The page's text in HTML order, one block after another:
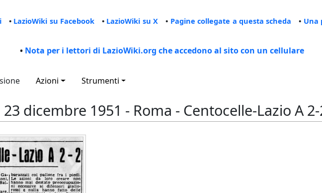
• LazioWiki su Facebook • LazioWiki su X • Pagine collegate a questa scheda • Una
• Nota per i lettori di LazioWiki.org che accedono al sito con un cellulare
Azioni Strumenti
dicembre 1951 - Roma - Centocelle-Lazio A